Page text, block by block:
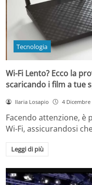
Tecnologia
Wi-Fi Lento? Ecco la
scaricando i film a tue
Ilaria Losapio 4 Dicembre
Facendo attenzione,
Wi-Fi, assicurandosi
Leggi di più